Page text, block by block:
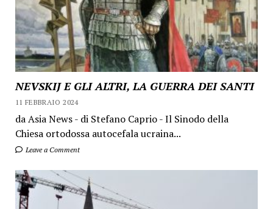
NEVSKIJ E GLI ALTRI, LA GUERRA DEI SANTI
11 FEBBRAIO 2024
da Asia News - di Stefano Caprio - Il Sinodo della
Chiesa ortodossa autocefala ucraina...
Leave a Comment